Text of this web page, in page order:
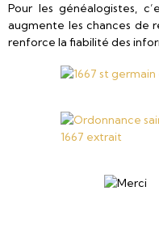
Pour les généalogistes,
augmente les chances de
renforce la fiabilité des